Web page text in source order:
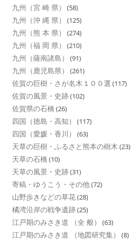
九州（宮 崎 県） (58)
九州（沖 縄 県） (125)
九州（熊 本 県） (274)
九州（福 岡 県） (210)
九州（薩南諸島） (91)
九州（鹿児島県） (261)
佐賀の巨樹・さが名木１００選 (117)
佐賀の風景・史跡(102)
佐賀県の石橋 (26)
四国（徳島・高知） (117)
四国（愛媛・香川） (63)
天草の巨樹・ふるさと熊本の樹木 (23)
天草の石橋 (10)
天草の風景・史跡(31)
寄稿・ゆうこう・その他(72)
山野歩きなどの草花(28)
橘湾沿岸の戦争遺跡(25)
江戸期のみさき道 （全 般） (63)
江戸期のみさき道 （地図研究集） (8)